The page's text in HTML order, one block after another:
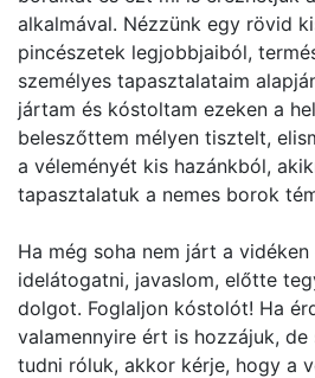
alkalmával. Nézzünk egy rövid
pincészetek legjobbjaiból,
személyes tapasztalataim
jártam és kóstoltam ezeken a
beleszőttem mélyen tisztelt,
a véleményét kis hazánkból,
tapasztalatuk a nemes borok
Ha még soha nem járt a vidéken
idelátogatni, javaslom, előtte
dolgot. Foglaljon kóstolót! Ha
valamennyire ért is hozzájuk,
tudni róluk, akkor kérje, hogy a